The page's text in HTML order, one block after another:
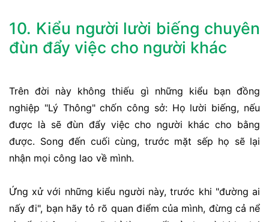
10. Kiểu người lười biếng chuyên
đùn đẩy việc cho người khác
Trên đời này không thiếu gì những kiểu bạn đồng
nghiệp "Lý Thông" chốn công sở: Họ lười biếng, nếu
được là sẽ đùn đẩy việc cho người khác cho bằng
được. Song đến cuối cùng, trước mặt sếp họ sẽ lại
nhận mọi công lao về mình.
Ứng xử với những kiểu người này, trước khi "đường ai
nấy đi", bạn hãy tỏ rõ quan điểm của mình, đừng cả nể